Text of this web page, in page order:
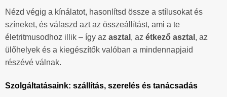
Nézd végig a kínálatot, hasonlítsd össze a stílusokat és
színeket, és válaszd azt az összeállítást, ami a te
életritmusodhoz illik – így az asztal , az étkező asztal , az
ülőhelyek és a kiegészítők valóban a mindennapjaid
részévé válnak.
Szolgáltatásaink: szállítás, szerelés és tanácsadás